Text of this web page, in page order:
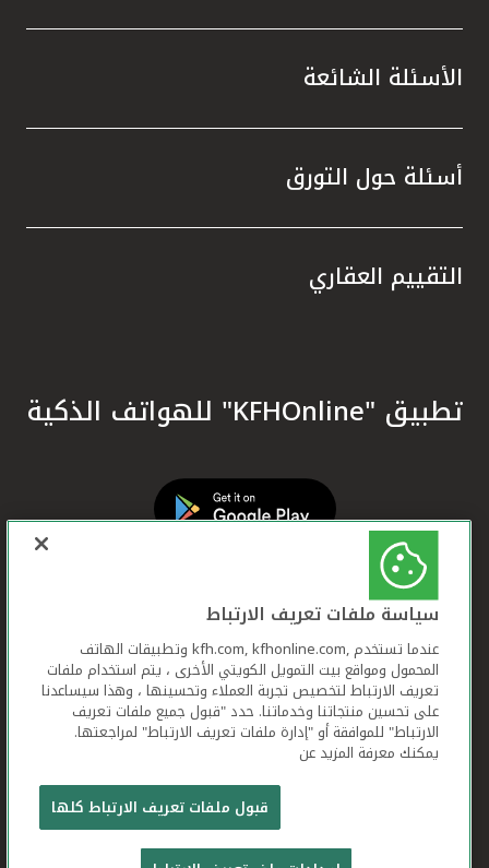
الأسئلة الشائعة
أسئلة حول التورق
التقييم العقاري
تطبيق "KFHOnline" للهواتف الذكية
بيت التمويل الكويتي جميع الحقوق محفوظة © 2026
شروط وأحكام استخدام الموقع الإلكتروني
سياسة ملفات تعريف الارتباط
عندما تستخدم ,kfh.com, kfhonline.com وتطبيقات الهاتف
المحمول ومواقع بيت التمويل الكويتي الأخرى ، يتم استخدام ملفات
تعريف الارتباط لتخصيص تجربة العملاء وتحسينها ، وهذا سيساعدنا
على تحسين منتجاتنا وخدماتنا. حدد "قبول جميع ملفات تعريف
الارتباط" للموافقة أو "إدارة ملفات تعريف الارتباط" لمراجعتها.
يمكنك معرفة المزيد عن
قبول ملفات تعريف الارتباط كلها